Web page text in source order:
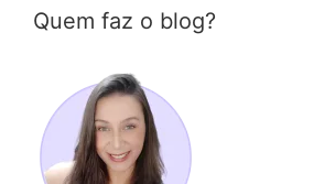
Quem faz o blog?